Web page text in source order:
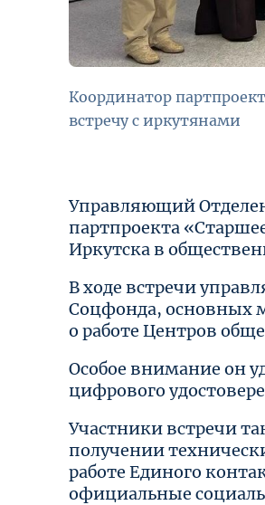
Координатор
встречу с иркутянами
Управляющий
партпроекта
Иркутска в
В ходе встречи
Соцфонда, основных
о работе Центров
Особое внимание он
цифрового
Участники встречи
получении
работе Единого
официальные